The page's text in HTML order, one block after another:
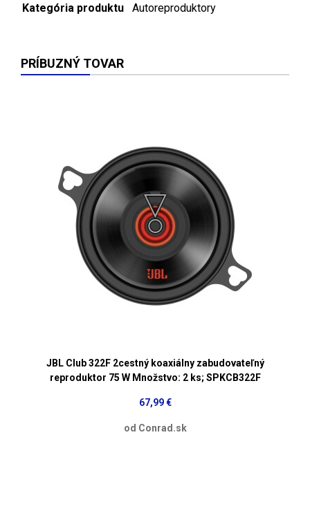
Kategória produktu Autoreproduktory
PRÍBUZNÝ TOVAR
JBL Club 322F 2cestný koaxiálny zabudovateľný
reproduktor 75 W Množstvo: 2 ks; SPKCB322F
67,99 €
od Conrad.sk